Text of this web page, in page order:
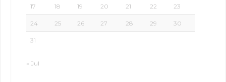
17 18 19 20 21 22 23
24 25 26 27 28 29 30
31
« Jul